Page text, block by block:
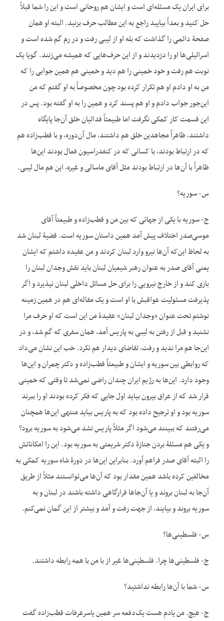
برای ایران یک مسئله‌ای است و ایشان هم روحانی است و این را شما قبلاً
حل کنید و بعداً بیایید راجع به این مطالب حرف بزنید. البته او همان
صفحۀ دائمی را گذاشت که بله او از لیبی رفت و در رم گم شده است و
اسرائیلی‌ها او را دزدیدند و از این حرف‌هایی که همیشه می‌زنند. گویا یک
نوبت هم رفت و خود خمینی را هم دید و خمینی هم همین جوابی را که
من به او دادم او هم تکرار کرده بود چون مخصوصاً به او گفتم که من
این‌جور جواب دادم و او هم پسند کرد و همین را به او گفته بود. پس در
این قسمت کار کمکی نگرفت اما طبیعتاً فدائیان خلق آن‌جا پایگاه
داشتند، ظاهراً مجاهدین خلق هم داشتند، مال آن‌دوره، و با قطب‌زاده هم
که در ارتباط بودند، با کسانی که در کنفدراسیون فعال بودند این‌ها
ظاهراً با آن‌ها در ارتباط بودند مثل آقای ماسالی و غیره، این هم مال لیبی.
س- سوریه؟
ج- سوریه با یکی از جهاتی که بین من و قطب‌زاده و طبیعتاً آقای
موسی‌صدر اختلاف پیش آمد همین داستان سوریه است. قضیۀ لبنان شد
به لحاظ این‌که آن‌ها نیرو وارد لبنان کردند و من عقیده داشتم که ایشان
یعنی آقای صدر به عنوان رهبر شیعیان لبنان باید نقش وجدان لبنان را
بازی کند و از خارج نیرویی را برای حل مسائل داخلی لبنان نپذیرد و اگر
پذیرفت مسئولیت عواقبش با او است و یک مقاله‌ای هم در همین زمینه
نوشتم تحت عنوان «وجدان لبنان» عقیدۀ من این است که او حرف مرا
نشنید و قبل از رفتن به لیبی به پاریس آمد، همان سفری که گم شد، و در
این‌جا هم مرا ندید و رفت، تقاضای دیدار هم نکرد. خب این نشان می‌داد
که روابطی بین سوریه و ایشان و طبیعتاً قطب‌زاده و دکتر چمران و این‌ها
وجود دارد. این‌ها به رژیم ایران چندان راضی نمی‌شد تا وقتی که خمینی
قرار شد که از عراق بیرون بیاید اول جایی که فکر کرده بودند او را ببرند
سوریه بود و او ترجیح داده بود که به پاریس بیاید منتهی این‌ها همچنان
می‌رفتند که ببینند می‌شود اگر مثلاً پاریس نشد می‌شود به سوریه برود؟
و یکی هم مسئلۀ بردن جنازۀ دکتر شریعتی به سوریه بود. این را امکاناتش
را البته آقای صدر فراهم آورد. بنابراین این‌ها در دورۀ شاه سوریه کمکی به
مخالفین کرده باشد همین مقدار بود که آن‌ها می‌توانستند مثلاً از طریق
آن‌جا به لبنان بروند و یا آن‌جاها قرارگاهی داشته باشند در لبنان و به
سوریه بروند و بیایند، از جهت رفت و آمد و بیشتر از این گمان نمی‌کنم.
س- فلسطینی‌ها؟
ج- فلسطینی‌ها چرا. فلسطینی‌ها غیر از با من با همه رابطه داشتند.
س- شما با آن‌ها رابطه نداشتید؟
ج- هیچ. من یادم هست یک‌دفعه سر همین یاسرعرفات قطب‌زاده گفت